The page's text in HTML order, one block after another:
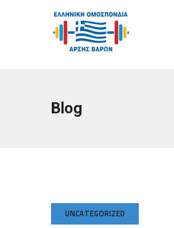
Blog
UNCATEGORIZED